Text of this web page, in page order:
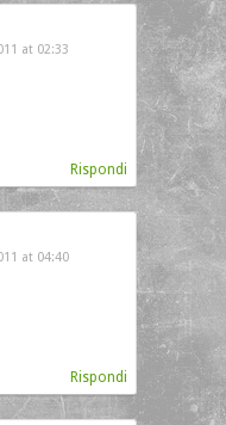
at 02:33
Rispondi
at 04:40
Rispondi